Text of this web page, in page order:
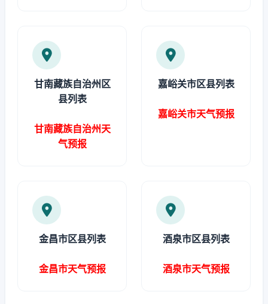
甘南藏族自治州区
县列表
甘南藏族自治州天
气预报
嘉峪关市区县列表
嘉峪关市天气预报
金昌市区县列表
金昌市天气预报
酒泉市区县列表
酒泉市天气预报